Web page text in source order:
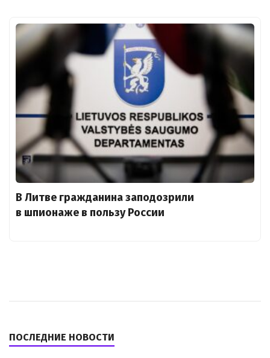
В Литве гражданина заподозрили
в шпионаже в пользу России
ПОСЛЕДНИЕ НОВОСТИ